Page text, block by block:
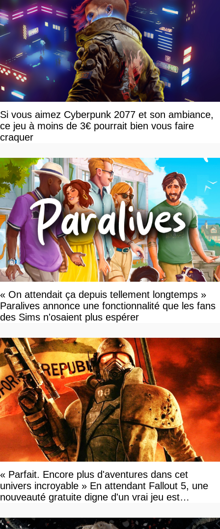
Si vous aimez Cyberpunk 2077 et son ambiance,
ce jeu à moins de 3€ pourrait bien vous faire
craquer
« On attendait ça depuis tellement longtemps »
Paralives annonce une fonctionnalité que les fans
des Sims n'osaient plus espérer
« Parfait. Encore plus d'aventures dans cet
univers incroyable » En attendant Fallout 5, une
nouveauté gratuite digne d'un vrai jeu est